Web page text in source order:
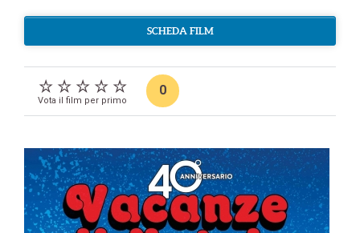
SCHEDA FILM
Vota il film per primo
0